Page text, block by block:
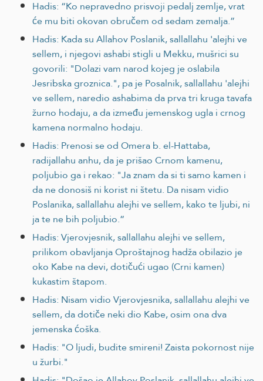
Hadis: “Ko nepravedno prisvoji pedalj zemlje, vrat
će mu biti okovan obručem od sedam zemalja.”
Hadis: Kada su Allahov Poslanik, sallallahu 'alejhi ve
sellem, i njegovi ashabi stigli u Mekku, mušrici su
govorili: "Dolazi vam narod kojeg je oslabila
Jesribska groznica.", pa je Posalnik, sallallahu 'alejhi
ve sellem, naredio ashabima da prva tri kruga tavafa
žurno hodaju, a da između jemenskog ugla i crnog
kamena normalno hodaju.
Hadis: Prenosi se od Omera b. el-Hattaba,
radijallahu anhu, da je prišao Crnom kamenu,
poljubio ga i rekao: "Ja znam da si ti samo kamen i
da ne donosiš ni korist ni štetu. Da nisam vidio
Poslanika, sallallahu alejhi ve sellem, kako te ljubi, ni
ja te ne bih poljubio.“
Hadis: Vjerovjesnik, sallallahu alejhi ve sellem,
prilikom obavljanja Oproštajnog hadža obilazio je
oko Kabe na devi, dotičući ugao (Crni kamen)
kukastim štapom.
Hadis: Nisam vidio Vjerovjesnika, sallallahu alejhi ve
sellem, da dotiče neki dio Kabe, osim ona dva
jemenska ćoška.
Hadis: "O ljudi, budite smireni! Zaista pokornost nije
u žurbi."